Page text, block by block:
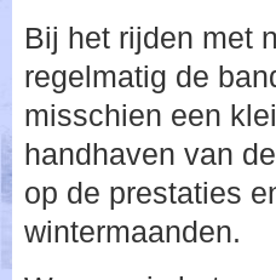
Bij het rijden met
regelmatig de
misschien een
handhaven van
op de prestaties
wintermaanden.